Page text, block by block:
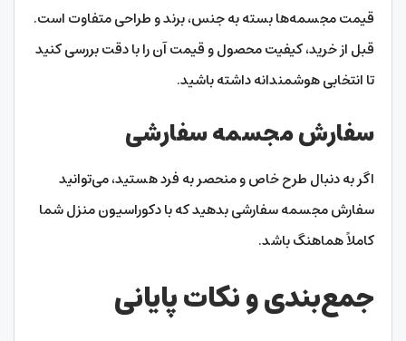
قیمت مجسمه‌ها بسته به جنس، برند و طراحی متفاوت است.
قبل از خرید، کیفیت محصول و قیمت آن را با دقت بررسی کنید
تا انتخابی هوشمندانه داشته باشید.
سفارش مجسمه سفارشی
اگر به دنبال طرح خاص و منحصر به فرد هستید، می‌توانید
سفارش مجسمه سفارشی بدهید که با دکوراسیون منزل شما
کاملاً هماهنگ باشد.
جمع‌بندی و نکات پایانی